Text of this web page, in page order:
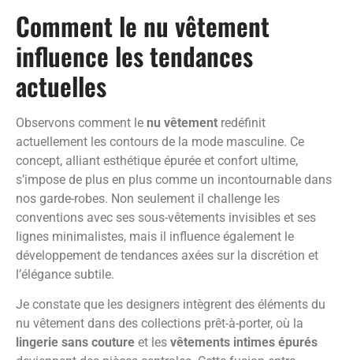
Comment le nu vêtement
influence les tendances
actuelles
Observons comment le nu vêtement redéfinit
actuellement les contours de la mode masculine. Ce
concept, alliant esthétique épurée et confort ultime,
s’impose de plus en plus comme un incontournable dans
nos garde-robes. Non seulement il challenge les
conventions avec ses sous-vêtements invisibles et ses
lignes minimalistes, mais il influence également le
développement de tendances axées sur la discrétion et
l’élégance subtile.
Je constate que les designers intègrent des éléments du
nu vêtement dans des collections prêt-à-porter, où la
lingerie sans couture et les vêtements intimes épurés